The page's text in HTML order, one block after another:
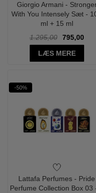
Giorgio Armani -
With You Intensely Sæt -
ml + 15 ml
1.295,00
795,00
LÆS MERE
-50%
Lattafa Perfumes - Pride
Perfume Collection Box 03